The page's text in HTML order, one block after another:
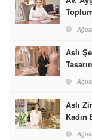
Aslı
Aslı